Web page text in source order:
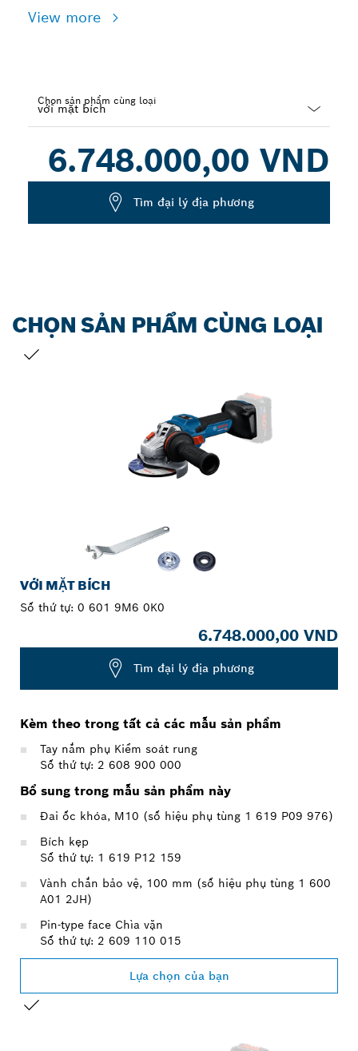
View more
Chọn sản phẩm cùng loại
closed6.748.000,00 VND
Tìm đại lý địa phương
CHỌN SẢN PHẨM CÙNG LOẠI
VỚI MẶT BÍCH
Số thứ tự: 0 601 9M6 0K0
6.748.000,00 VND
Tìm đại lý địa phương
Kèm theo trong tất cả các mẫu sản phẩm
Tay nắm phụ Kiểm soát rung
Số thứ tự: 2 608 900 000
Bổ sung trong mẫu sản phẩm này
Đai ốc khóa, M10 (số hiệu phụ tùng 1 619 P09 976)
Bích kẹp
Số thứ tự: 1 619 P12 159
Vành chắn bảo vệ, 100 mm (số hiệu phụ tùng 1 600
A01 2JH)
Pin-type face Chìa vặn
Số thứ tự: 2 609 110 015
Lựa chọn của bạn